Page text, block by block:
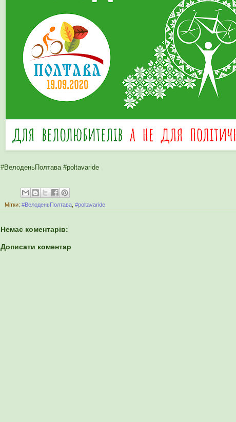
#ВелоденьПолтава #poltavaride
Мітки: #ВелоденьПолтава #poltavaride
Немає коментарів:
Дописати коментар